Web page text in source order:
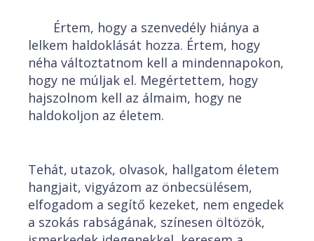
Értem, hogy a szenvedély hiánya a
lelkem haldoklását hozza. Értem, hogy
néha változtatnom kell a mindennapokon,
hogy ne múljak el. Megértettem, hogy
hajszolnom kell az álmaim, hogy ne
haldokoljon az életem.
Tehát, utazok, olvasok, hallgatom életem
hangjait, vigyázom az önbecsülésem,
elfogadom a segítő kezeket, nem engedek
a szokás rabságának, színesen öltözök,